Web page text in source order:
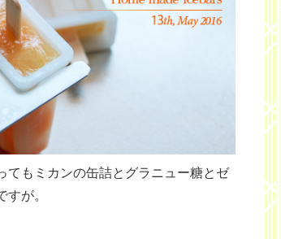
てもミカンの缶詰とグラニュー糖とゼ
が。